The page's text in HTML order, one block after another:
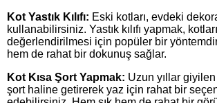
Kot Yastık Kılıfı: Eski kotları, evdeki
kullanabilirsiniz. Yastık kılıfı yapmak,
değerlendirilmesi için popüler bir
hem de rahat bir dokunuş sağlar.
Kot Kısa Şort Yapmak: Uzun yıllar
şort haline getirerek yaz için rahat bir